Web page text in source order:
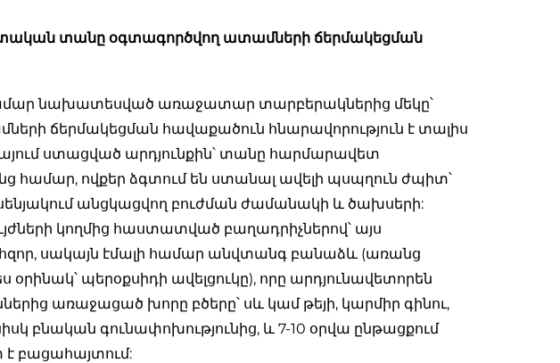
տանը օգտագործվող ատամների ճերմակեցման
նախատեսված առաջատար տարբերակներից մեկը՝
ճերմակեցման հավաքածուն հնարավորություն է տալիս
ստացված արդյունքին՝ տանը հարմարավետ
համար, ովքեր ձգտում են ստանալ ավելի պսպղուն ժպիտ՝
անցկացվող բուժման ժամանակի և ծախսերի:
կողմից հաստատված բաղադրիչներով՝ այս
հզոր, սակայն էմալի համար անվտանգ բանաձև (առանց
օրինակ՝ պերօքսիդի ավելցուկը), որը արդյունավետորեն
առաջացած խորը բծերը՝ սև կամ թեյի, կարմիր գինու,
բնական գունափոխությունից, և 7-10 օրվա ընթացքում
է բացահայտում: